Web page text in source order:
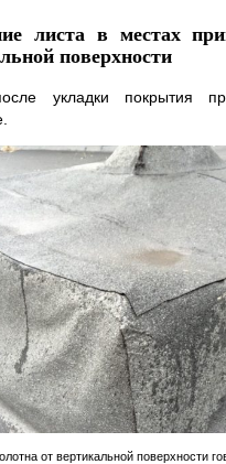
листа в местах
поверхности
укладки покрытия
от вертикальной поверхности